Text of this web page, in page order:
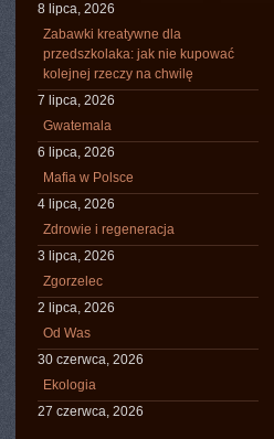
8 lipca, 2026
Zabawki kreatywne dla
przedszkolaka: jak nie kupować
kolejnej rzeczy na chwilę
7 lipca, 2026
Gwatemala
6 lipca, 2026
Mafia w Polsce
4 lipca, 2026
Zdrowie i regeneracja
3 lipca, 2026
Zgorzelec
2 lipca, 2026
Od Was
30 czerwca, 2026
Ekologia
27 czerwca, 2026